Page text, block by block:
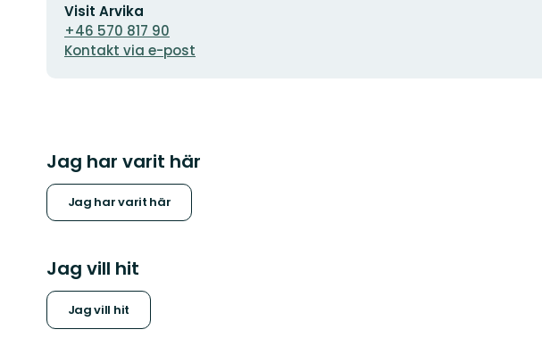
postadress
Visit Arvika
+46 570 817 90
Kontakt via e-post
Jag har varit här
Jag har varit här
Jag vill hit
Jag vill hit